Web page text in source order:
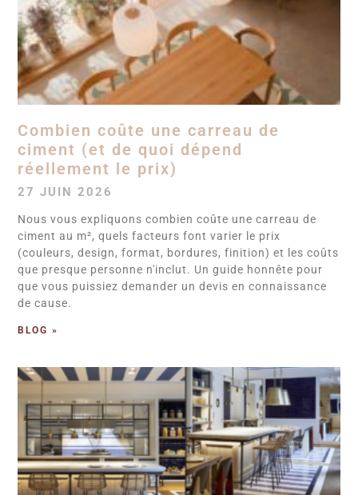
Combien coûte une carreau de
ciment (et de quoi dépend
réellement le prix)
27 JUIN 2026
Nous vous expliquons combien coûte une carreau de
ciment au m², quels facteurs font varier le prix
(couleurs, design, format, bordures, finition) et les coûts
que presque personne n'inclut. Un guide honnête pour
que vous puissiez demander un devis en connaissance
de cause.
BLOG »